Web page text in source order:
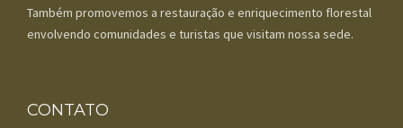
Também promovemos a restauração e enriquecimento florestal
envolvendo comunidades e turistas que visitam nossa sede.
CONTATO